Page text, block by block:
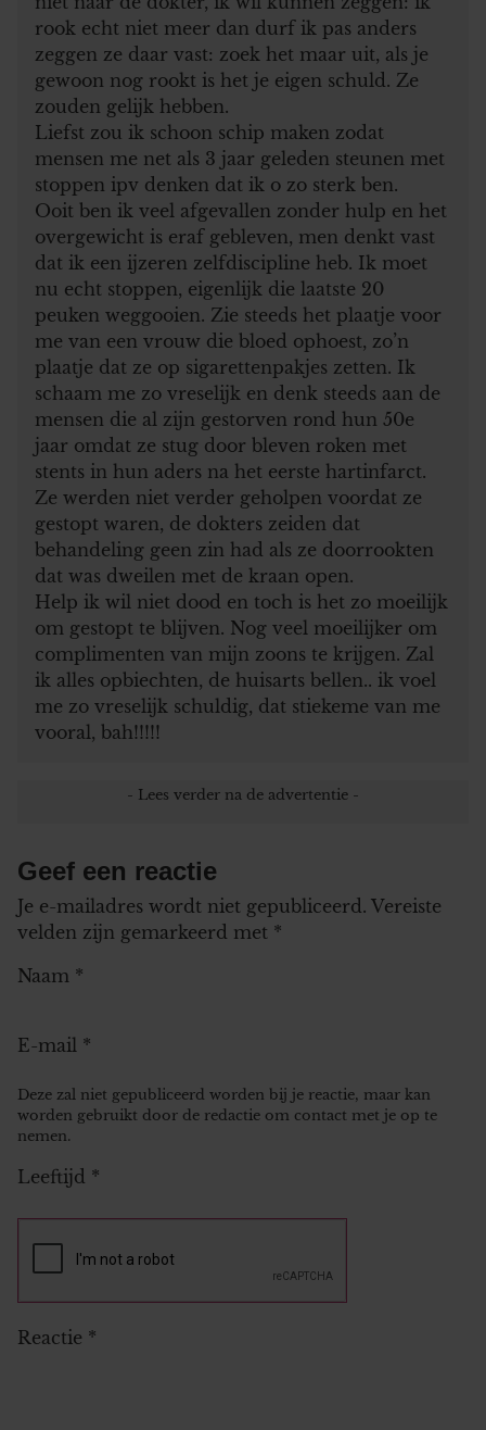
rook echt niet meer dan durf ik pas anders
zeggen ze daar vast: zoek het maar uit, als je
gewoon nog rookt is het je eigen schuld. Ze
zouden gelijk hebben.
Liefst zou ik schoon schip maken zodat
mensen me net als 3 jaar geleden steunen met
stoppen ipv denken dat ik o zo sterk ben.
Ooit ben ik veel afgevallen zonder hulp en het
overgewicht is eraf gebleven, men denkt vast
dat ik een ijzeren zelfdiscipline heb. Ik moet
nu echt stoppen, eigenlijk die laatste 20
peuken weggooien. Zie steeds het plaatje voor
me van een vrouw die bloed ophoest, zo’n
plaatje dat ze op sigarettenpakjes zetten. Ik
schaam me zo vreselijk en denk steeds aan de
mensen die al zijn gestorven rond hun 50e
jaar omdat ze stug door bleven roken met
stents in hun aders na het eerste hartinfarct.
Ze werden niet verder geholpen voordat ze
gestopt waren, de dokters zeiden dat
behandeling geen zin had als ze doorrookten
dat was dweilen met de kraan open.
Help ik wil niet dood en toch is het zo moeilijk
om gestopt te blijven. Nog veel moeilijker om
complimenten van mijn zoons te krijgen. Zal
ik alles opbiechten, de huisarts bellen.. ik voel
me zo vreselijk schuldig, dat stiekeme van me
vooral, bah!!!!!
Geef een reactie
Je e-mailadres wordt niet gepubliceerd. Vereiste
velden zijn gemarkeerd met *
Naam *
E-mail *
Deze zal niet gepubliceerd worden bij je reactie, maar kan
worden gebruikt door de redactie om contact met je op te
nemen.
Leeftijd *
Reactie *